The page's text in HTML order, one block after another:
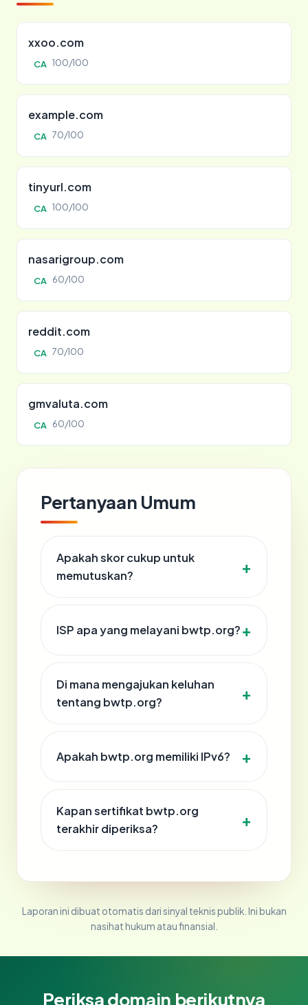
xxoo.com
CA 100/100
example.com
CA 70/100
tinyurl.com
CA 100/100
nasarigroup.com
CA 60/100
reddit.com
CA 70/100
gmvaluta.com
CA 60/100
Pertanyaan Umum
Apakah skor cukup untuk
memutuskan?
ISP apa yang melayani bwtp.org?
Di mana mengajukan keluhan
tentang bwtp.org?
Apakah bwtp.org memiliki IPv6?
Kapan sertifikat bwtp.org
terakhir diperiksa?
Laporan ini dibuat otomatis dari sinyal teknis publik. Ini bukan
nasihat hukum atau finansial.
Periksa domain berikutnya